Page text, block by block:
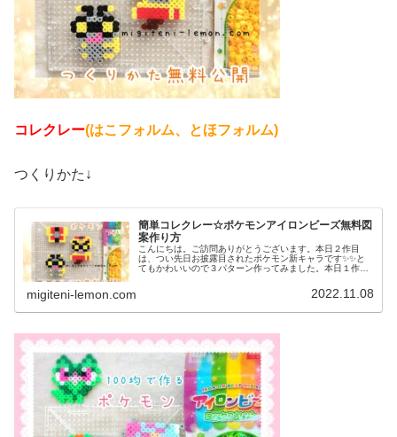
コレクレー(はこフォルム、とほフォルム)
つくりかた↓
簡単コレクレー☆ポケモンアイロンビーズ無料図
案作り方
こんにちは。ご訪問ありがとうございます。本日２作目
は、つい先日お披露目されたポケモン新キャラです✨✨と
てもかわいいので３パターン作ってみました。本日１作目
migiteni-lemon.com 2022.11.08